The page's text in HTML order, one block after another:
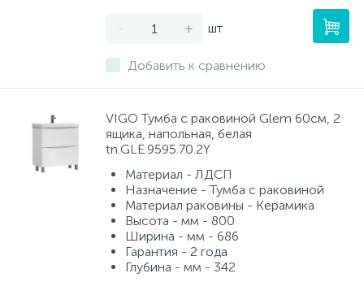
- + шт
Добавить к сравнению
VIGO Тумба с раковиной Glem 60см, 2
ящика, напольная, белая
tn.GLE.9595.70.2Y
Материал - ЛДСП
Назначение - Тумба с раковиной
Материал раковины - Керамика
Высота - мм - 800
Ширина - мм - 686
Гарантия - 2 года
Глубина - мм - 342